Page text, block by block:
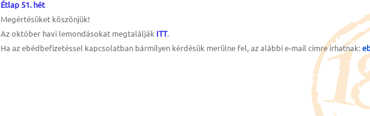
Étlap 51. hét
Megértésüket köszönjük!
Az október havi lemondásokat megtalálják ITT.
Ha az ebédbefizetéssel kapcsolatban bármilyen kérdésük merülne fel, az alábbi e-mail címre írhatnak: